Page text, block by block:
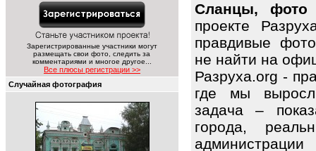
Зарегистрированные участники могут
размещать свои фото, следить за
комментариями и многое другое...
Все плюсы регистрации >>
Случайная фотография
Сланцы, фото
проекте
правдивые
не найти на
Разруха.org -
где мы
задача –
города,